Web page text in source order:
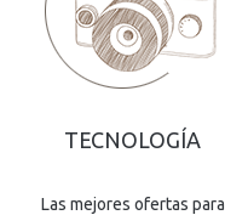
TECNOLOGÍA
Las mejores ofertas para